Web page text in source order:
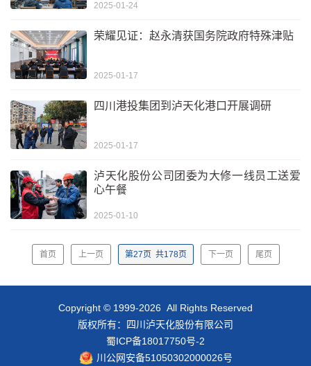
2025-01-24
荣耀见证：赵永清获国务院政府特殊津贴
2025-01-17
四川港投集团到泸天化港口开展调研
2025-01-17
泸天化股份公司团委为大修一线员工送爱
心午餐
2025-01-10
首页 上一页 第27 页 共178页 下一页 尾页
Copyright © 1999-2026 All Rights Reserved
版权所有：四川泸天化股份有限公司
蜀ICP备18017750号-2
川公网安备51050302000026号